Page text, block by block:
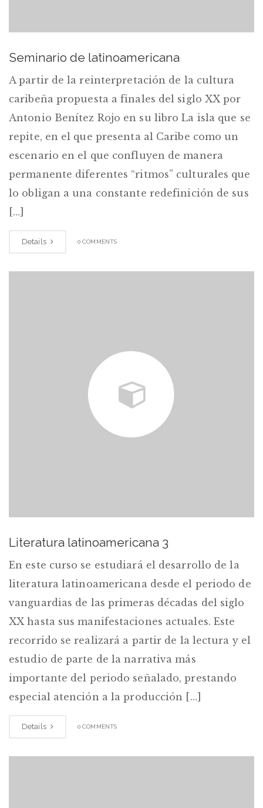
Seminario de latinoamericana
A partir de la reinterpretación de la cultura
caribeña propuesta a finales del siglo XX por
Antonio Benítez Rojo en su libro La isla que se
repite, en el que presenta al Caribe como un
escenario en el que confluyen de manera
permanente diferentes “ritmos” culturales que
lo obligan a una constante redefinición de sus
[…]
Details 0 COMMENTS
Literatura latinoamericana 3
En este curso se estudiará el desarrollo de la
literatura latinoamericana desde el periodo de
vanguardias de las primeras décadas del siglo
XX hasta sus manifestaciones actuales. Este
recorrido se realizará a partir de la lectura y el
estudio de parte de la narrativa más
importante del periodo señalado, prestando
especial atención a la producción […]
Details 0 COMMENTS